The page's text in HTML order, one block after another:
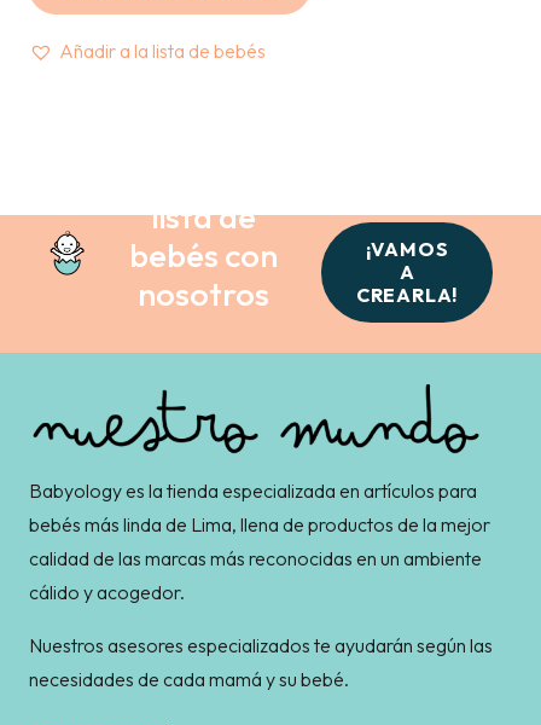
Añadir a la lista de bebés
lista de
bebés con
nosotros
¡VAMOS
A
CREARLA!
Babyology es la tienda especializada en artículos para
bebés más linda de Lima, llena de productos de la mejor
calidad de las marcas más reconocidas en un ambiente
cálido y acogedor.
Nuestros asesores especializados te ayudarán según las
necesidades de cada mamá y su bebé.